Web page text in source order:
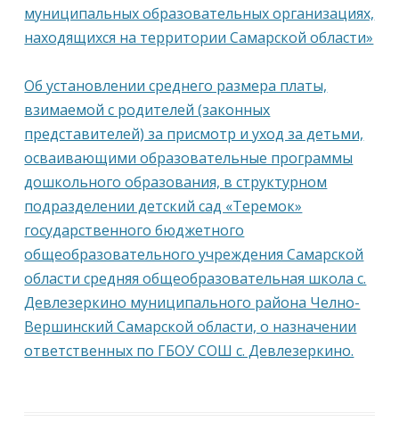
муниципальных образовательных организациях,
находящихся на территории Самарской области»
Об установлении среднего размера платы,
взимаемой с родителей (законных
представителей) за присмотр и уход за детьми,
осваивающими образовательные программы
дошкольного образования, в структурном
подразделении детский сад «Теремок»
государственного бюджетного
общеобразовательного учреждения Самарской
области средняя общеобразовательная школа с.
Девлезеркино муниципального района Челно-
Вершинский Самарской области, о назначении
ответственных по ГБОУ СОШ с. Девлезеркино.